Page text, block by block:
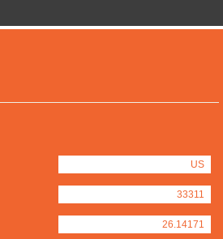
US
33311
26.14171